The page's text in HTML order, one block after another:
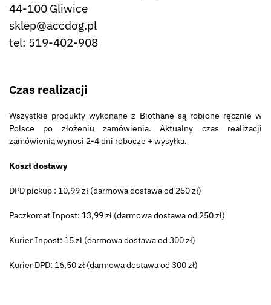
44-100 Gliwice
sklep@accdog.pl
tel: 519-402-908
Czas realizacji
Wszystkie produkty wykonane z Biothane są robione ręcznie w
Polsce po złożeniu zamówienia. Aktualny czas realizacji
zamówienia wynosi 2-4 dni robocze + wysyłka.
Koszt dostawy
DPD pickup : 10,99 zł (darmowa dostawa od 250 zł)
Paczkomat Inpost: 13,99 zł (darmowa dostawa od 250 zł)
Kurier Inpost: 15 zł (darmowa dostawa od 300 zł)
Kurier DPD: 16,50 zł (darmowa dostawa od 300 zł)